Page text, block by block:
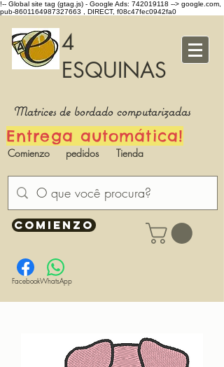
!-- Global site tag (gtag.js) - Google Ads: 742019118 --> google.com,
pub-8601164987327663 , DIRECT, f08c47fec0942fa0
4
ESQUINAS
Matrices de bordado computarizadas
Entrega automática!
Comienzo pedidos Tienda
COMIENZO
FacebookWhatsApp